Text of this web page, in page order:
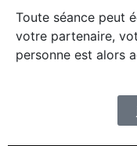
Toute séance peut
votre partenaire,
personne est alors